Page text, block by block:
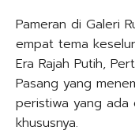
Pameran di Galeri
empat tema
Era Rajah Putih,
Pasang yang
peristiwa yang ada
khususnya.